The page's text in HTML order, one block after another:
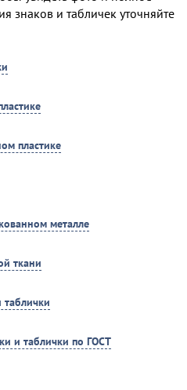
знаков и табличек уточняйте
пластике
металле
ткани
и таблички по ГОСТ